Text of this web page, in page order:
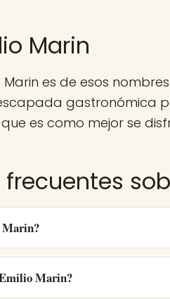
Marin
Marin es de esos
gastronómica
es como mejor se
Marin?
Marin?